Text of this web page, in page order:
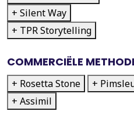
+ Silent Way
+ TPR Storytelling
COMMERCIËLE
+ Rosetta Stone +
+ Assimil